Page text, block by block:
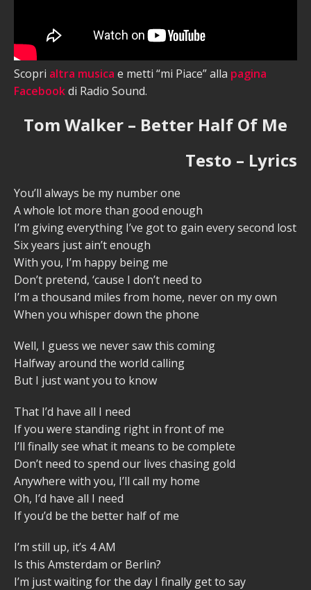
Scopri altra musica e metti “mi Piace” alla pagina
Facebookdi Radio Sound.
Tom Walker – Better Half Of Me
Testo – Lyrics
You’ll always be my number one
A whole lot more than good enough
I’m giving everything I’ve got to gain every second lost
Six years just ain’t enough
With you, I’m happy being me
Don’t pretend, ‘cause I don’t need to
I’m a thousand miles from home, never on my own
When you whisper down the phone
Well, I guess we never saw this coming
Halfway around the world calling
But I just want you to know
That I’d have all I need
If you were standing right in front of me
I’ll finally see what it means to be complete
Don’t need to spend our lives chasing gold
Anywhere with you, I’ll call my home
Oh, I’d have all I need
If you’d be the better half of me
I’m still up, it’s 4 AM
Is this Amsterdam or Berlin?
I’m just waiting for the day I finally get to say